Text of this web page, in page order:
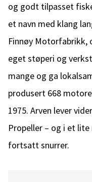
og godt tilpasset
et navn med klang
Finnøy Motorfabrikk,
eget støperi og
mange og ga
produsert 668
1975. Arven lever
Propeller – og i et
fortsatt snurrer.